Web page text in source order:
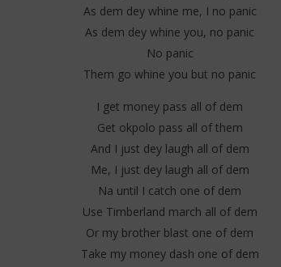
As dem dey whine me, I no panic
As dem dey whine you, no panic
No panic
Them go whine you but no panic
I get money pass all of dem
Get okpolo pass all of them
And I just dey laugh all of dem
Me, I just dey laugh all of dem
Na until I catch one of dem
Use Timberland march all of dem
Or my brother blast one of dem
Take my money dash one of dem